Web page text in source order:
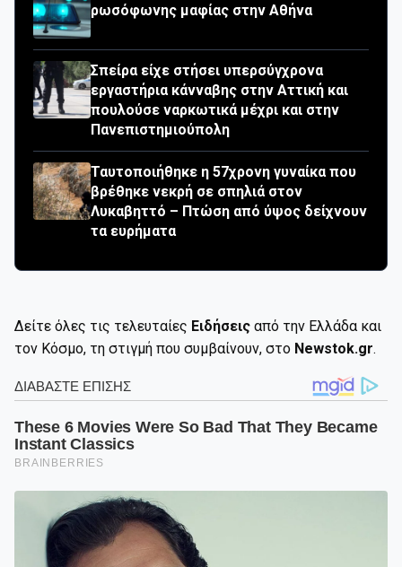
ρωσόφωνης μαφίας στην Αθήνα
Σπείρα είχε στήσει υπερσύγχρονα
εργαστήρια κάνναβης στην Αττική και
πουλούσε ναρκωτικά μέχρι και στην
Πανεπιστημιούπολη
Ταυτοποιήθηκε η 57χρονη γυναίκα που
βρέθηκε νεκρή σε σπηλιά στον
Λυκαβηττό – Πτώση από ύψος δείχνουν
τα ευρήματα
Δείτε όλες τις τελευταίες Ειδήσεις από την Ελλάδα και
τον Κόσμο, τη στιγμή που συμβαίνουν, στο Newstok.gr.